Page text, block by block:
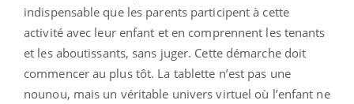
indispensable que les parents participent à cette
activité avec leur enfant et en comprennent les tenants
et les aboutissants, sans juger. Cette démarche doit
commencer au plus tôt. La tablette n’est pas une
nounou, mais un véritable univers virtuel où l’enfant ne